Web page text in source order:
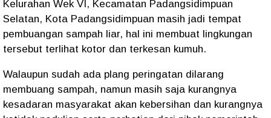
Kelurahan Wek VI, Kecamatan Padangsidimpuan
Selatan, Kota Padangsidimpuan masih jadi tempat
pembuangan sampah liar, hal ini membuat lingkungan
tersebut terlihat kotor dan terkesan kumuh.
Walaupun sudah ada plang peringatan dilarang
membuang sampah, namun masih saja kurangnya
kesadaran masyarakat akan kebersihan dan kurangnya